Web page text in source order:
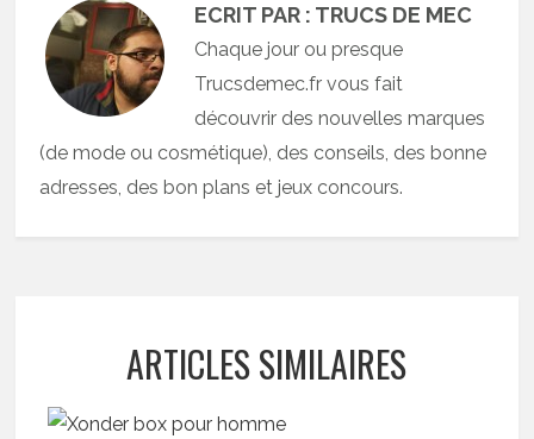
ECRIT PAR : TRUCS DE MEC
Chaque jour ou presque
Trucsdemec.fr vous fait
découvrir des nouvelles marques
(de mode ou cosmétique), des conseils, des bonne
adresses, des bon plans et jeux concours.
ARTICLES SIMILAIRES